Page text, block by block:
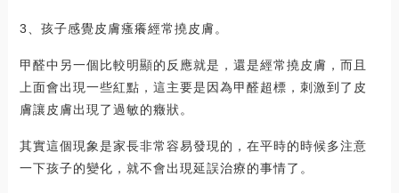
3、孩子感覺皮膚瘙癢經常撓皮膚。
甲醛中另一個比較明顯的反應就是，還是經常撓皮膚，而且
上面會出現一些紅點，這主要是因為甲醛超標，刺激到了皮
膚讓皮膚出現了過敏的癥狀。
其實這個現象是家長非常容易發現的，在平時的時候多注意
一下孩子的變化，就不會出現延誤治療的事情了。